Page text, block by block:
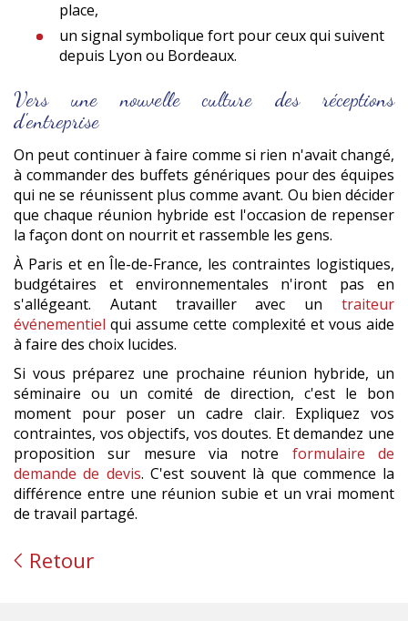
place,
un signal symbolique fort pour ceux qui suivent
depuis Lyon ou Bordeaux.
Vers une nouvelle culture des réceptions
d'entreprise
On peut continuer à faire comme si rien n'avait changé,
à commander des buffets génériques pour des équipes
qui ne se réunissent plus comme avant. Ou bien décider
que chaque réunion hybride est l'occasion de repenser
la façon dont on nourrit et rassemble les gens.
À Paris et en Île-de-France, les contraintes logistiques,
budgétaires et environnementales n'iront pas en
s'allégeant. Autant travailler avec un traiteur
événementiel qui assume cette complexité et vous aide
à faire des choix lucides.
Si vous préparez une prochaine réunion hybride, un
séminaire ou un comité de direction, c'est le bon
moment pour poser un cadre clair. Expliquez vos
contraintes, vos objectifs, vos doutes. Et demandez une
proposition sur mesure via notre formulaire de
demande de devis. C'est souvent là que commence la
différence entre une réunion subie et un vrai moment
de travail partagé.
Retour